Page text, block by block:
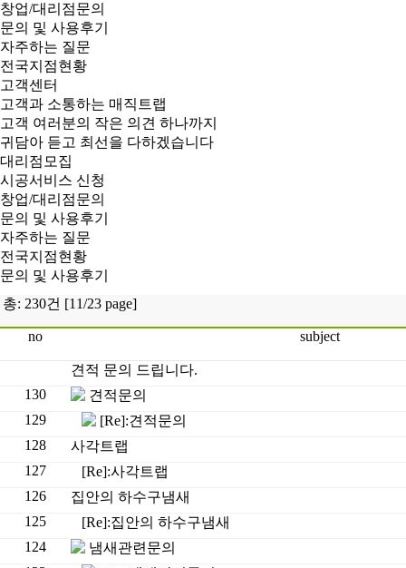
창업/대리점문의
문의 및 사용후기
자주하는 질문
전국지점현황
고객센터
고객과 소통하는 매직트랩
고객 여러분의 작은 의견 하나까지
귀담아 듣고 최선을 다하겠습니다
대리점모집
시공서비스 신청
창업/대리점문의
문의 및 사용후기
자주하는 질문
전국지점현황
문의 및 사용후기
총: 230건 [11/23 page]
no subject
견적 문의 드립니다.
130
견적문의
129
[Re]:견적문의
128
사각트랩
127
[Re]:사각트랩
126
집안의 하수구냄새
125
[Re]:집안의 하수구냄새
124
냄새관련문의